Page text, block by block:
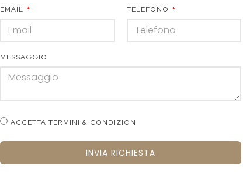
EMAIL TELEFONO
MESSAGGIO
ACCETTA TERMINI & CONDIZIONI
INVIA RICHIESTA